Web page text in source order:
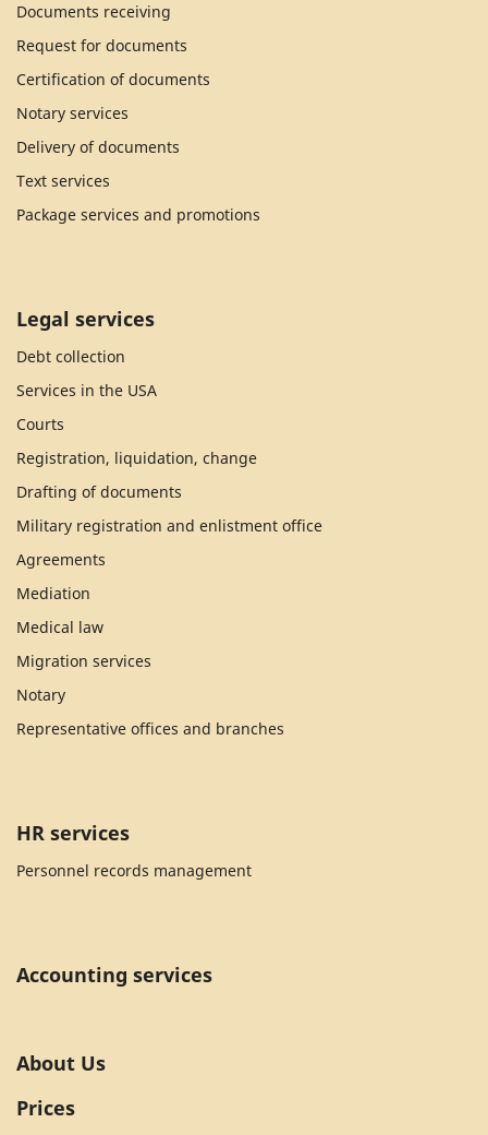
Documents receiving
Request for documents
Certification of documents
Notary services
Delivery of documents
Text services
Package services and promotions
Legal services
Debt collection
Services in the USA
Courts
Registration, liquidation, change
Drafting of documents
Military registration and enlistment office
Agreements
Mediation
Medical law
Migration services
Notary
Representative offices and branches
HR services
Personnel records management
Accounting services
About Us
Prices